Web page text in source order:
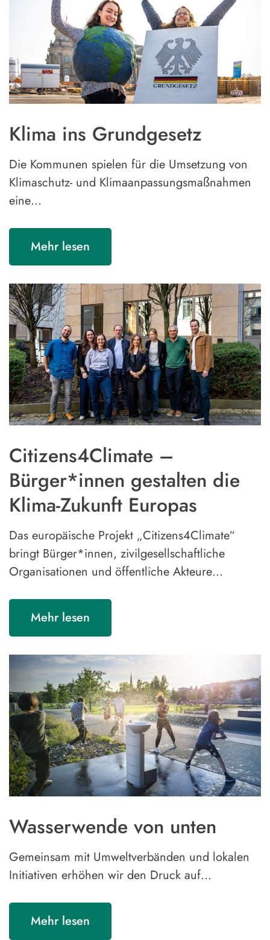
Klima ins Grundgesetz
Die Kommunen spielen für die Umsetzung von
Klimaschutz- und Klimaanpassungsmaßnahmen
eine…
Mehr lesen
Citizens4Climate –
Bürger*innen gestalten die
Klima-Zukunft Europas
Das europäische Projekt „Citizens4Climate“
bringt Bürger*innen, zivilgesellschaftliche
Organisationen und öffentliche Akteure…
Mehr lesen
Wasserwende von unten
Gemeinsam mit Umweltverbänden und lokalen
Initiativen erhöhen wir den Druck auf…
Mehr lesen